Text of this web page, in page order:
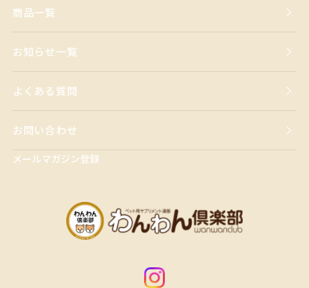
商品一覧
お知らせ一覧
よくある質問
お問い合わせ
メールマガジン登録